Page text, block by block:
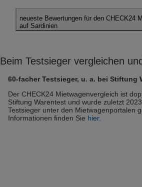
neueste Bewertungen für den CHECK24
auf Sardinien
Abholort: Cagliari
Martina P.
abgegeben am 06.08.2026
Abholort: Cagliari Flughafen
Beim Testsieger vergleichen
60-facher Testsieger, u. a. bei Stiftung
Der CHECK24 Mietwagenvergleich ist
Stiftung Warentest und wurde zuletzt
Testsieger unter den Mietwagenportalen
Informationen finden Sie hier.